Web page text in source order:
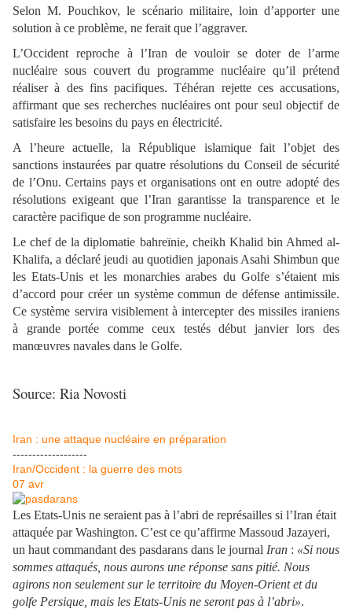
Selon M. Pouchkov, le scénario militaire, loin d’apporter une
solution à ce problème, ne ferait que l’aggraver.
L’Occident reproche à l’Iran de vouloir se doter de l’arme
nucléaire sous couvert du programme nucléaire qu’il prétend
réaliser à des fins pacifiques. Téhéran rejette ces accusations,
affirmant que ses recherches nucléaires ont pour seul objectif de
satisfaire les besoins du pays en électricité.
A l’heure actuelle, la République islamique fait l’objet des
sanctions instaurées par quatre résolutions du Conseil de sécurité
de l’Onu. Certains pays et organisations ont en outre adopté des
résolutions exigeant que l’Iran garantisse la transparence et le
caractère pacifique de son programme nucléaire.
Le chef de la diplomatie bahreïnie, cheikh Khalid bin Ahmed al-
Khalifa, a déclaré jeudi au quotidien japonais Asahi Shimbun que
les Etats-Unis et les monarchies arabes du Golfe s’étaient mis
d’accord pour créer un système commun de défense antimissile.
Ce système servira visiblement à intercepter des missiles iraniens
à grande portée comme ceux testés début janvier lors des
manœuvres navales dans le Golfe.
Source: Ria Novosti
Iran : une attaque nucléaire en préparation
-------------------
Iran/Occident : la guerre des mots
07 avr
Les Etats-Unis ne seraient pas à l’abri de représailles si l’Iran était
attaquée par Washington. C’est ce qu’affirme Massoud Jazayeri,
un haut commandant des pasdarans dans le journal Iran : «Si nous
sommes attaqués, nous aurons une réponse sans pitié. Nous
agirons non seulement sur le territoire du Moyen-Orient et du
golfe Persique, mais les Etats-Unis ne seront pas à l’abri».